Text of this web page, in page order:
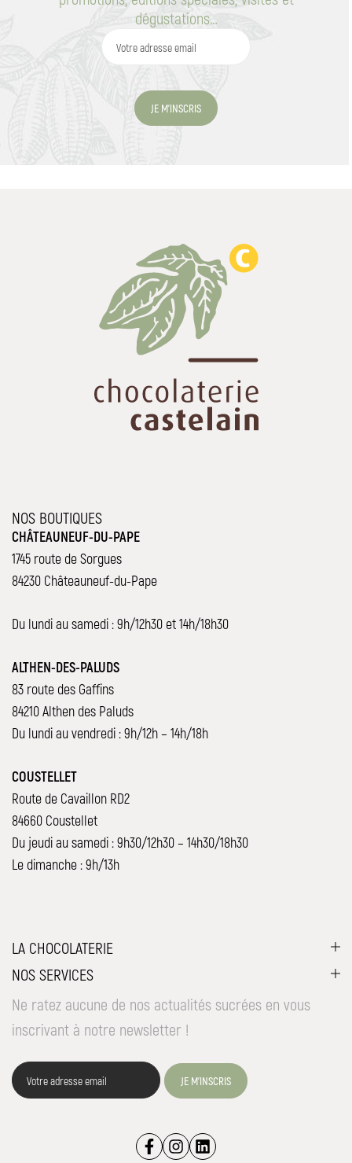
dégustations…
NOS BOUTIQUES
CHÂTEAUNEUF-DU-PAPE
1745 route de Sorgues
84230 Châteauneuf-du-Pape
Du lundi au samedi : 9h/12h30 et 14h/18h30
ALTHEN-DES-PALUDS
83 route des Gaffins
84210 Althen des Paluds
Du lundi au vendredi : 9h/12h – 14h/18h
COUSTELLET
Route de Cavaillon RD2
84660 Coustellet
Du jeudi au samedi : 9h30/12h30 – 14h30/18h30
Le dimanche : 9h/13h
LA CHOCOLATERIE
NOS SERVICES
Ne ratez aucune de nos actualités sucrées en vous
inscrivant à notre newsletter !